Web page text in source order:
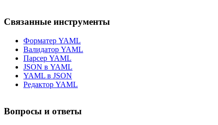
Связанные инструменты
Форматер YAML
Валидатор YAML
Парсер YAML
JSON в YAML
YAML в JSON
Редактор YAML
Вопросы и ответы